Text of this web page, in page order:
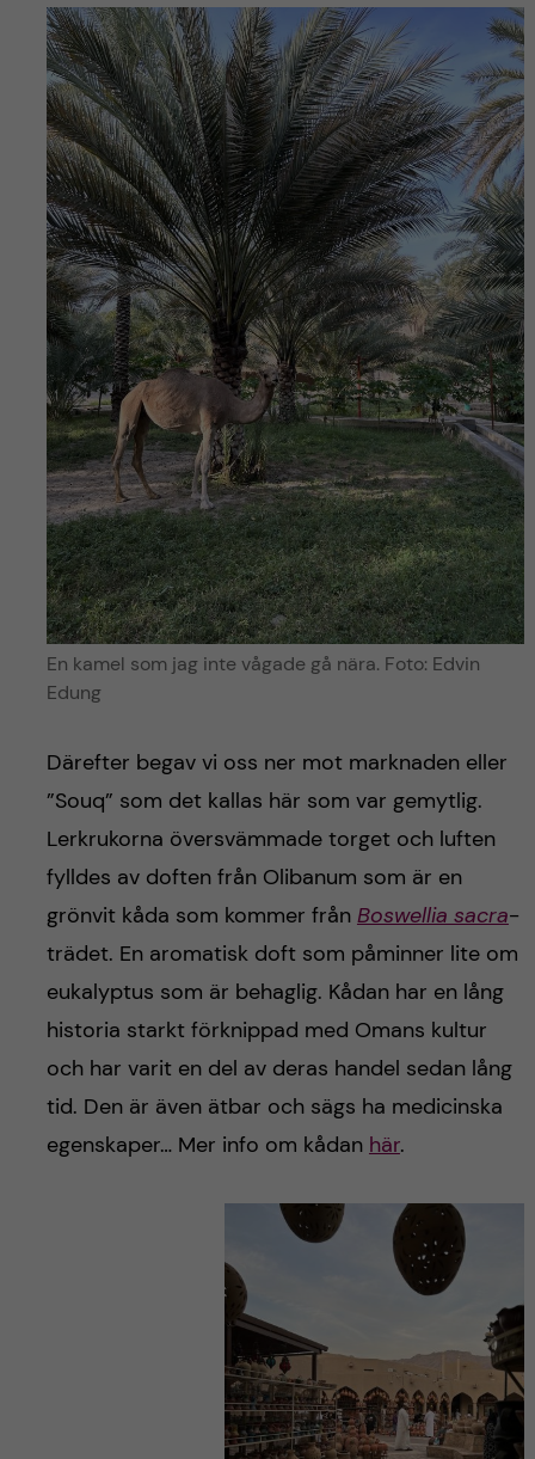
En kamel som jag inte vågade gå nära. Foto: Edvin
Edung
Därefter begav vi oss ner mot marknaden eller
”Souq” som det kallas här som var gemytlig.
Lerkrukorna översvämmade torget och luften
fylldes av doften från Olibanum som är en
grönvit kåda som kommer från Boswellia sacra-
trädet. En aromatisk doft som påminner lite om
eukalyptus som är behaglig. Kådan har en lång
historia starkt förknippad med Omans kultur
och har varit en del av deras handel sedan lång
tid. Den är även ätbar och sägs ha medicinska
egenskaper… Mer info om kådan här.